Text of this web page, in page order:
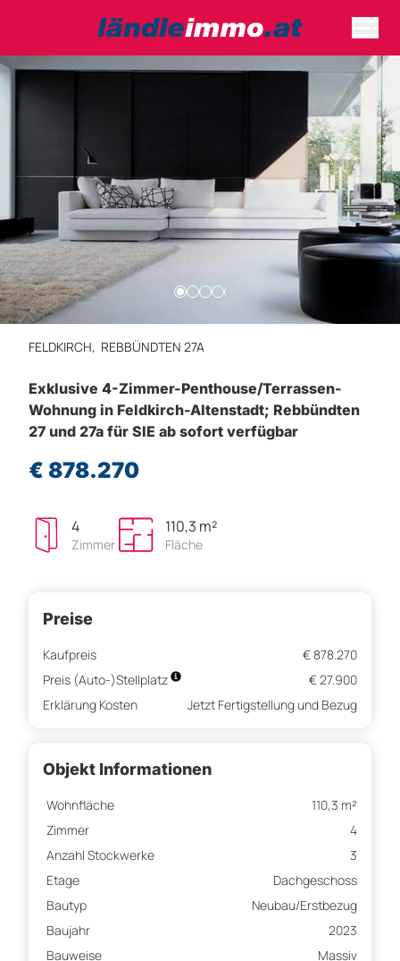
FELDKIRCH, REBBÜNDTEN 27A
Exklusive 4-Zimmer-Penthouse/Terrassen-
Wohnung in Feldkirch-Altenstadt; Rebbündten
27 und 27a für SIE ab sofort verfügbar
€ 878.270
4
Zimmer
110,3 m²
Fläche
Preise
Kaufpreis
€ 878.270
Preis (Auto-)Stellplatz
€ 27.900
Erklärung Kosten
Jetzt Fertigstellung und Bezug
Objekt Informationen
Wohnfläche
110,3 m²
Zimmer
4
Anzahl Stockwerke
3
Etage
Dachgeschoss
Bautyp
Neubau/Erstbezug
Baujahr
2023
Bauweise
Massiv